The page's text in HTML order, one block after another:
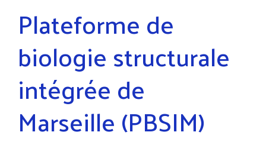
Plateforme de
biologie structurale
intégrée de
Marseille (PBSIM)